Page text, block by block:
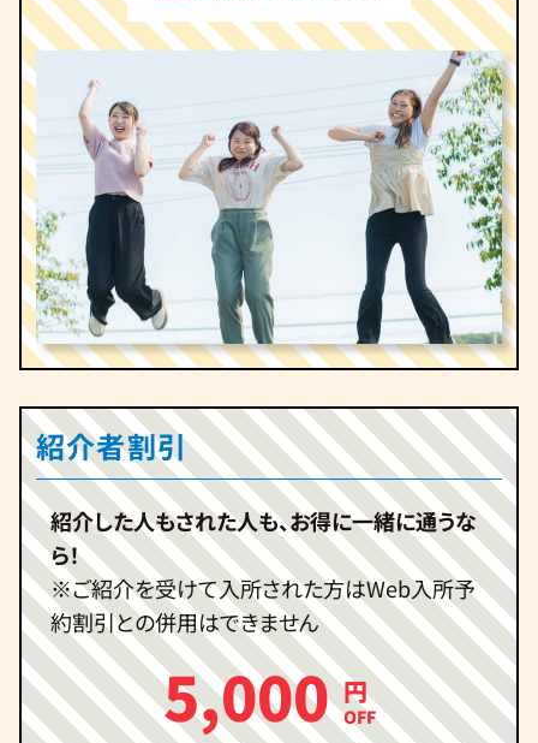
紹介者割引
紹介した人もされた人も、お得に一緒に通うな
ら！
※ご紹介を受けて入所された方はWeb入所予
約割引との併用はできません
5,000 円
OFF